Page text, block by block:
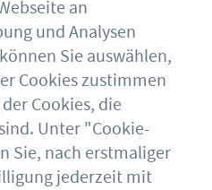
DSTV e.V.
an
und Analysen
Sie auswählen,
Cookies zustimmen
Cookies, die
Unter "Cookie-
Sie, nach erstmaliger
jederzeit mit